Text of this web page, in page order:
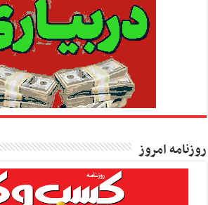
روزنامه امروز